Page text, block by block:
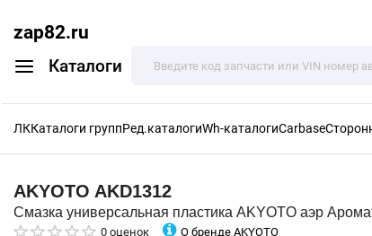
zap82.ru
Каталоги
ЛККаталоги группРед.каталогиWh-каталогиCarbase
AKYOTO AKD1312
Смазка универсальная пластика AKYOTO аэр
0 оценок О бренде AKYOTO